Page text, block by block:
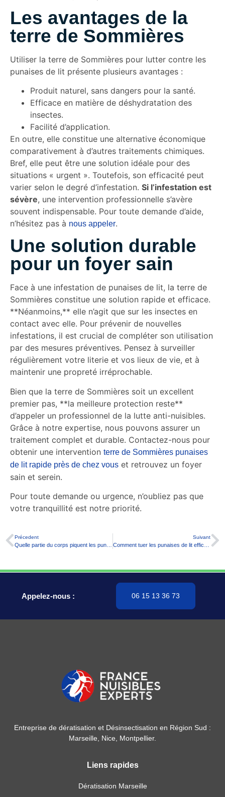
Les avantages de la
terre de Sommières
Utiliser la terre de Sommières pour lutter contre les
punaises de lit présente plusieurs avantages :
Produit naturel, sans dangers pour la santé.
Efficace en matière de déshydratation des
insectes.
Facilité d’application.
En outre, elle constitue une alternative économique
comparativement à d’autres traitements chimiques.
Bref, elle peut être une solution idéale pour des
situations « urgent ». Toutefois, son efficacité peut
varier selon le degré d’infestation. Si l’infestation est
sévère, une intervention professionnelle s’avère
souvent indispensable. Pour toute demande d’aide,
n’hésitez pas à nous appeler.
Une solution durable
pour un foyer sain
Face à une infestation de punaises de lit, la terre de
Sommières constitue une solution rapide et efficace.
**Néanmoins,** elle n’agit que sur les insectes en
contact avec elle. Pour prévenir de nouvelles
infestations, il est crucial de compléter son utilisation
par des mesures préventives. Pensez à surveiller
régulièrement votre literie et vos lieux de vie, et à
maintenir une propreté irréprochable.
Bien que la terre de Sommières soit un excellent
premier pas, **la meilleure protection reste**
d’appeler un professionnel de la lutte anti-nuisibles.
Grâce à notre expertise, nous pouvons assurer un
traitement complet et durable. Contactez-nous pour
obtenir une intervention terre de Sommières punaises
de lit rapide près de chez vous et retrouvez un foyer
sain et serein.
Pour toute demande ou urgence, n’oubliez pas que
votre tranquillité est notre priorité.
Précedent Suivant
Appelez-nous : 06 15 13 36 73
Entreprise de dératisation et Désinsectisation en Région Sud :
Marseille, Nice, Montpellier.
Liens rapides
Dératisation Marseille